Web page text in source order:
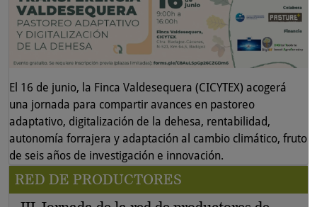
El 16 de junio, la Finca Valdesequera (CICYTEX) acogerá
una jornada para compartir avances en pastoreo
adaptativo, digitalización de la dehesa, rentabilidad,
autonomía forrajera y adaptación al cambio climático, fruto
de seis años de investigación e innovación.
RED DE PRODUCTORES